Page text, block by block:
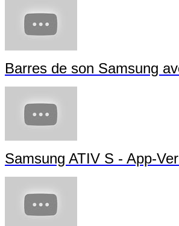
Barres de son Samsung avec
Samsung ATIV S - App-